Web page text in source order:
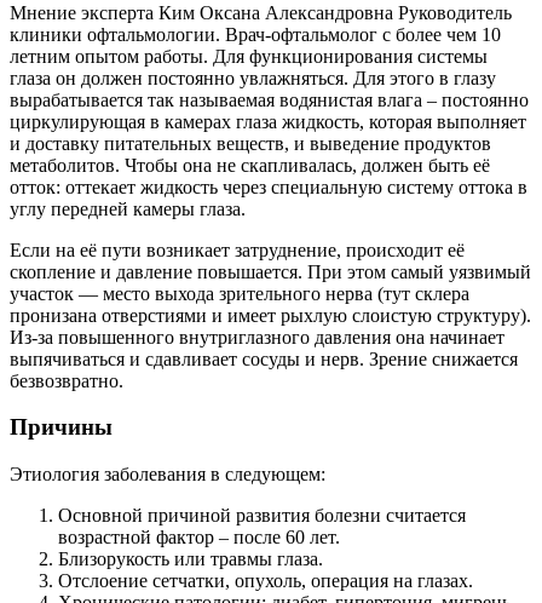
Мнение эксперта Ким Оксана Александровна Руководитель
клиники офтальмологии. Врач-офтальмолог с более чем 10
летним опытом работы. Для функционирования системы
глаза он должен постоянно увлажняться. Для этого в глазу
вырабатывается так называемая водянистая влага – постоянно
циркулирующая в камерах глаза жидкость, которая выполняет
и доставку питательных веществ, и выведение продуктов
метаболитов. Чтобы она не скапливалась, должен быть её
отток: оттекает жидкость через специальную систему оттока в
углу передней камеры глаза.
Если на её пути возникает затруднение, происходит её
скопление и давление повышается. При этом самый уязвимый
участок — место выхода зрительного нерва (тут склера
пронизана отверстиями и имеет рыхлую слоистую структуру).
Из-за повышенного внутриглазного давления она начинает
выпячиваться и сдавливает сосуды и нерв. Зрение снижается
безвозвратно.
Причины
Этиология заболевания в следующем:
Основной причиной развития болезни считается
возрастной фактор – после 60 лет.
Близорукость или травмы глаза.
Отслоение сетчатки, опухоль, операция на глазах.